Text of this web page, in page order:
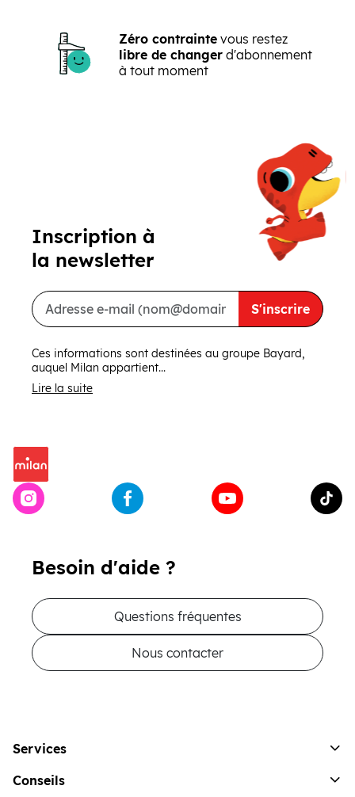
Zéro contrainte vous restez
libre de changer d'abonnement
à tout moment
Besoin d'aide ?
Questions fréquentes
Nous contacter
Inscription à
la newsletter
S'inscrire
Ces informations sont destinées au groupe Bayard,
auquel Milan appartient...
Lire la suite
Services
Conseils